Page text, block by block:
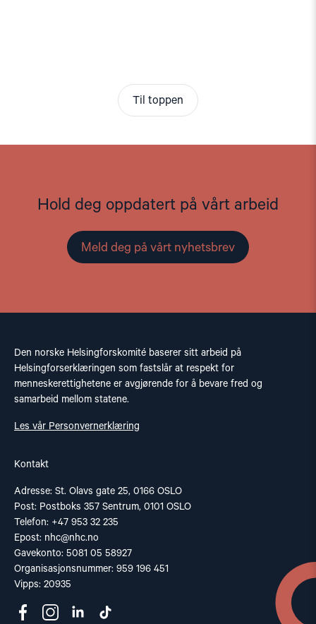
Til toppen
Hold deg oppdatert på vårt arbeid
Meld deg på vårt nyhetsbrev
Den norske Helsingforskomité baserer sitt arbeid på
Helsingforserklæringen som fastslår at respekt for
menneskerettighetene er avgjørende for å bevare fred og
samarbeid mellom statene.
Les vår Personvernerklæring
Kontakt
Adresse: St. Olavs gate 25, 0166 OSLO
Post: Postboks 357 Sentrum, 0101 OSLO
Telefon: +47 953 32 235
Epost: nhc@nhc.no
Gavekonto: 5081 05 58927
Organisasjonsnummer: 959 196 451
Vipps: 20935